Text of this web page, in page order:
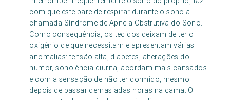
com que este pare de respirar durante o sono a
chamada Síndrome de Apneia Obstrutiva do Sono.
Como consequência, os tecidos deixam de ter o
oxigénio de que necessitam e apresentam várias
anomalias: tensão alta, diabetes, alterações do
humor, sonolência diurna, acordam mais cansados
e com a sensação de não ter dormido, mesmo
depois de passar demasiadas horas na cama. O